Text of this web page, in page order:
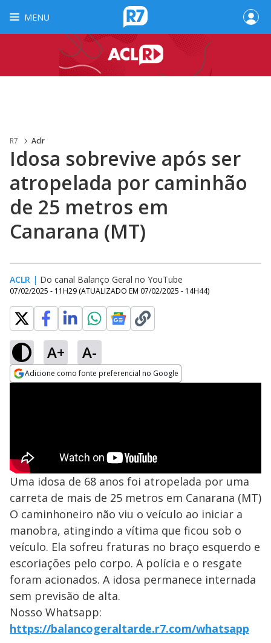
MENU
R7 Aclr
Idosa sobrevive após ser
atropelada por caminhão
de 25 metros em
Canarana (MT)
ACLR | Do canal Balanço Geral no YouTube
07/02/2025 - 11H29 (ATUALIZADO EM 07/02/2025 - 14H44)
A+ A-
Adicione como fonte preferencial no Google
Uma idosa de 68 anos foi atropelada por uma
carreta de mais de 25 metros em Canarana (MT)
O caminhoneiro não viu o veículo ao iniciar a
manobra, atingindo a vítima que ficou sob o
veículo. Ela sofreu fraturas no braço esquerdo e
escoriações pelo corpo. A polícia e o resgate
foram acionados. A idosa permanece internada
sem previsão de alta.
Nosso Whatsapp:
https://balancogeraltarde.r7.com/whatsapp